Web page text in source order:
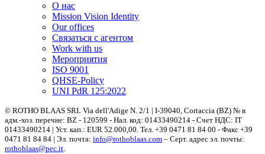
О нас
Mission Vision Identity
Our offices
Связаться с агентом
Work with us
Мероприятия
ISO 9001
QHSE-Policy
UNI PdR 125:2022
© ROTHO BLAAS SRL Via dell'Adige N. 2/1 | I-39040, Cortaccia (BZ) № в
адм.-хоз. перечне: BZ - 120599 - Нал. код: 01433490214 - Счет НДС: IT
01433490214 | Уст. кап.: EUR 52.000,00. Teл. +39 0471 81 84 00 - Факс +39
0471 81 84 84 | Эл. почта: info@rothoblaas.com – Серт. адрес эл. почты:
rothoblaas@pec.it.